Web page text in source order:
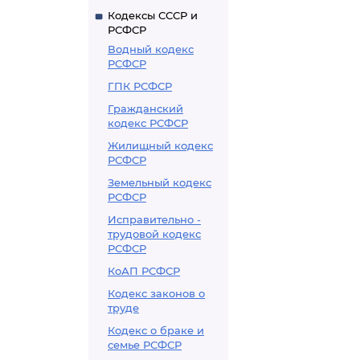
Кодексы СССР и
РСФСР
Водный кодекс
РСФСР
ГПК РСФСР
Гражданский
кодекс РСФСР
Жилищный кодекс
РСФСР
Земельный кодекс
РСФСР
Исправительно -
трудовой кодекс
РСФСР
КоАП РСФСР
Кодекс законов о
труде
Кодекс о браке и
семье РСФСР